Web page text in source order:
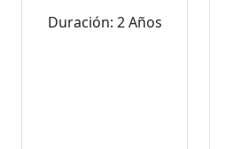
Duración: 2 Años